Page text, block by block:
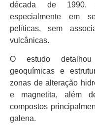
década de 1990.
especialmente em
pelíticas, sem
vulcânicas.
O estudo detalhou
geoquímicas e
zonas de alteração
e magnetita, além
compostos
galena.